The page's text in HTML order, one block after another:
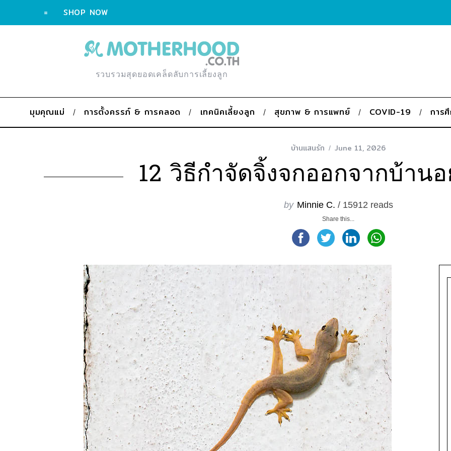
= SHOP NOW
รวบรวมสุดยอดเคล็ดลับการเลี้ยงลูก
มุมคุณแม่ การตั้งครรภ์ & การคลอด เทคนิคเลี้ยงลูก สุขภาพ & การแพทย์ COVID-19 การ
บ้านแสนรัก June 11, 2026
12 วิธีกำจัดจิ้งจกออกจากบ้าน
by Minnie C. / 15912 reads
Share this...